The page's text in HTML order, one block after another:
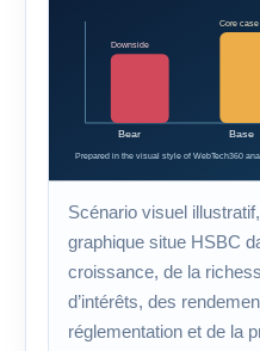
Scénario visuel
graphique situe HSBC
croissance, de la
d’intérêts, des
réglementation et de la